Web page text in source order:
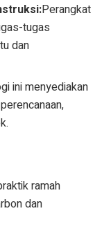
Perangkat
tugas
dan
ini menyediakan
ramah
dan